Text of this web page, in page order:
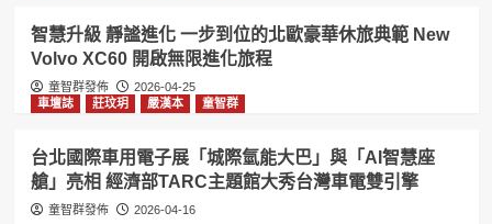
智慧升級 靜謐進化 一步到位的北歐豪華休旅典範 New
Volvo XC60 開啟無限進化旅程
童智群發佈
2026-04-25
車壇誌
莊玟玥 嚴漢本 童智群
台北國際車用電子展「城際氫能大巴」與「AI智慧座
艙」亮相 經濟部TARC主題館大秀台灣車電雙引擎
童智群發佈 2026-04-16